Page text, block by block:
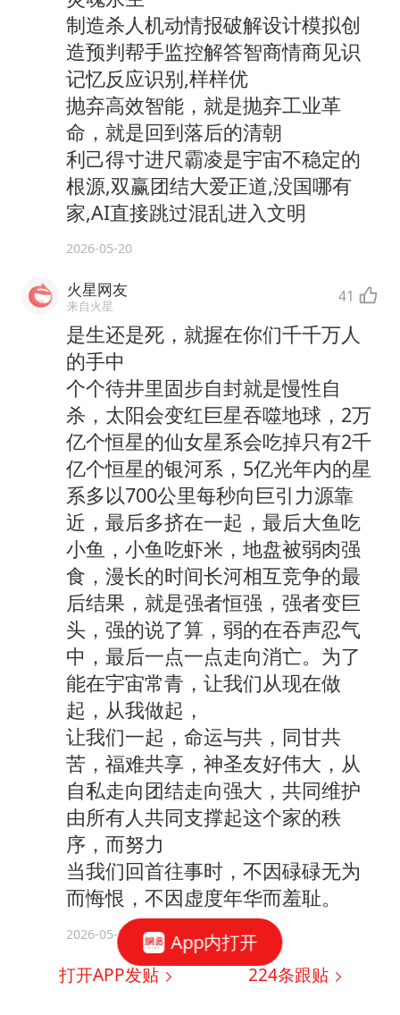
制造杀人机动情报破解设计模拟创
造预判帮手监控解答智商情商见识
记忆反应识别,样样优
抛弃高效智能，就是抛弃工业革
命，就是回到落后的清朝
利己得寸进尺霸凌是宇宙不稳定的
根源,双赢团结大爱正道,没国哪有
家,AI直接跳过混乱进入文明
2026-05-20
火星网友
来自火星 41
是生还是死，就握在你们千千万人
的手中
个个待井里固步自封就是慢性自
杀，太阳会变红巨星吞噬地球，2万
亿个恒星的仙女星系会吃掉只有2千
亿个恒星的银河系，5亿光年内的星
系多以700公里每秒向巨引力源靠
近，最后多挤在一起，最后大鱼吃
小鱼，小鱼吃虾米，地盘被弱肉强
食，漫长的时间长河相互竞争的最
后结果，就是强者恒强，强者变巨
头，强的说了算，弱的在吞声忍气
中，最后一点一点走向消亡。为了
能在宇宙常青，让我们从现在做
起，从我做起，
让我们一起，命运与共，同甘共
苦，福难共享，神圣友好伟大，从
自私走向团结走向强大，共同维护
由所有人共同支撑起这个家的秩
序，而努力
当我们回首往事时，不因碌碌无为
而悔恨，不因虚度年华而羞耻。
2026-05-20
打开APP发贴 224条跟贴
App内打开